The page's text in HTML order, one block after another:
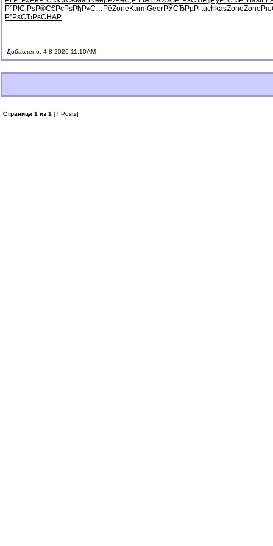
Р°РІС‚РѕР®С€РєРѕРђР»С…РёZone KarmGeorРЎСЂРµР·tuchkasZoneZone
Р”РѕСЂРѕCHAP
Добавлено: 4-8-2026 11:10AM
Страница 1 из 1 [7 Posts]